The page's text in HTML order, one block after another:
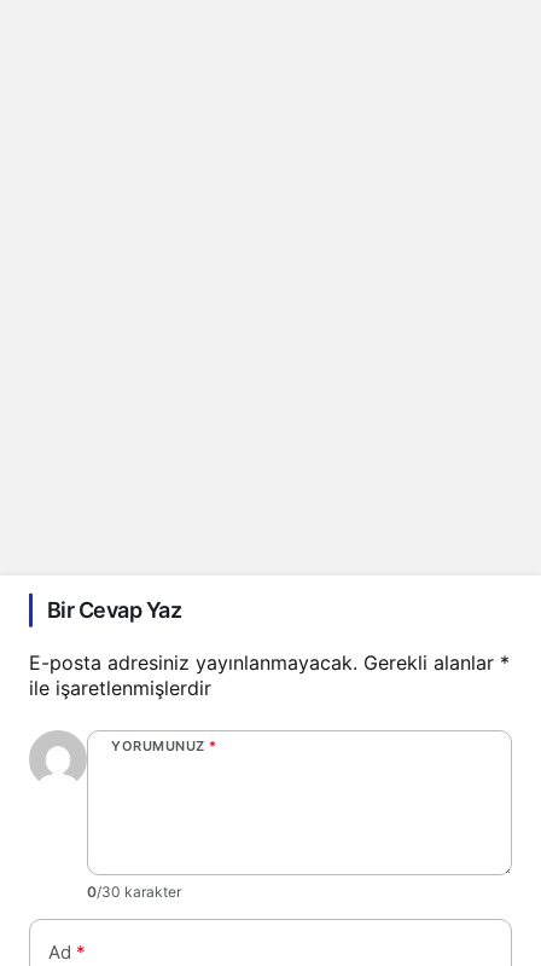
Bir Cevap Yaz
E-posta adresiniz yayınlanmayacak. Gerekli alanlar *
ile işaretlenmişlerdir
YORUMUNUZ *
0/30 karakter
Ad *